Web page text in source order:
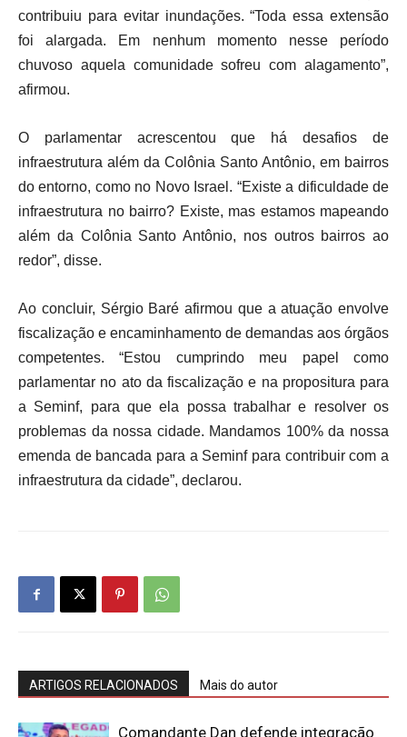
contribuiu para evitar inundações. “Toda essa extensão
foi alargada. Em nenhum momento nesse período
chuvoso aquela comunidade sofreu com alagamento”,
afirmou.
O parlamentar acrescentou que há desafios de
infraestrutura além da Colônia Santo Antônio, em bairros
do entorno, como no Novo Israel. “Existe a dificuldade de
infraestrutura no bairro? Existe, mas estamos mapeando
além da Colônia Santo Antônio, nos outros bairros ao
redor”, disse.
Ao concluir, Sérgio Baré afirmou que a atuação envolve
fiscalização e encaminhamento de demandas aos órgãos
competentes. “Estou cumprindo meu papel como
parlamentar no ato da fiscalização e na propositura para
a Seminf, para que ela possa trabalhar e resolver os
problemas da nossa cidade. Mandamos 100% da nossa
emenda de bancada para a Seminf para contribuir com a
infraestrutura da cidade”, declarou.
ARTIGOS RELACIONADOS Mais do autor
Comandante Dan defende integração